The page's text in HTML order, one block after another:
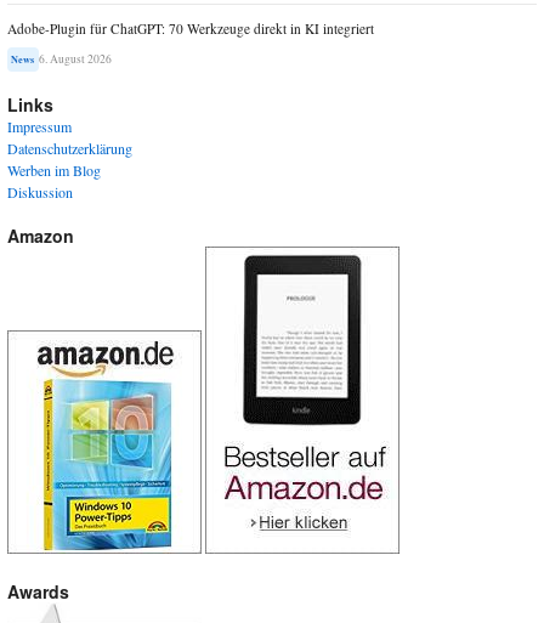
Adobe-Plugin für ChatGPT: 70 Werkzeuge direkt in KI integriert
News 6. August 2026
Links
Impressum
Datenschutzerklärung
Werben im Blog
Diskussion
Amazon
Awards